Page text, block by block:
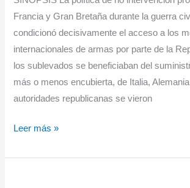
Francia y Gran Bretaña durante la guerra
condicionó decisivamente el acceso a los
internacionales de armas por parte de la
los sublevados se beneficiaban del
más o menos encubierta, de Italia,
autoridades republicanas se vieron
ARMAS
LA
Leer más »